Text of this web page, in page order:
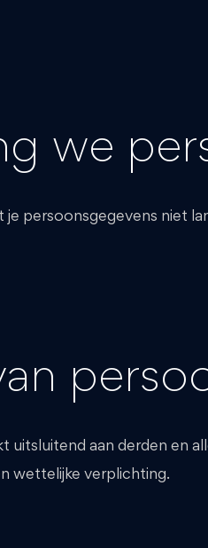
we
persoonsgegevens niet
uitsluitend aan derden en
wettelijke verplichting.